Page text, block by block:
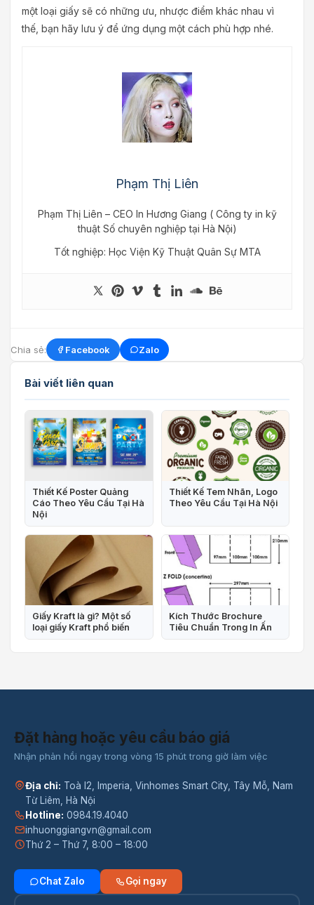
một loại giấy sẽ có những ưu, nhược điểm khác nhau vì
thế, bạn hãy lưu ý để ứng dụng một cách phù hợp nhé.
Phạm Thị Liên
Phạm Thị Liên – CEO In Hương Giang ( Công ty in kỹ
thuật Số chuyên nghiệp tại Hà Nội)
Tốt nghiệp: Học Viện Kỹ Thuật Quân Sự MTA
Chia sẻ: Facebook Zalo
Bài viết liên quan
Thiết Kế Poster Quảng
Cáo Theo Yêu Cầu Tại Hà
Nội
Thiết Kế Tem Nhãn, Logo
Theo Yêu Cầu Tại Hà Nội
Giấy Kraft là gì? Một số
loại giấy Kraft phổ biến
Kích Thước Brochure
Tiêu Chuẩn Trong In Ấn
Đặt hàng hoặc yêu cầu báo giá
Nhận phản hồi ngay trong vòng 15 phút trong giờ làm việc
Địa chỉ: Toà I2, Imperia, Vinhomes Smart City, Tây Mỗ, Nam
Từ Liêm, Hà Nội
Hotline: 0984.19.4040
inhuonggiangvn@gmail.com
Thứ 2 – Thứ 7, 8:00 – 18:00
Chat Zalo Gọi ngay